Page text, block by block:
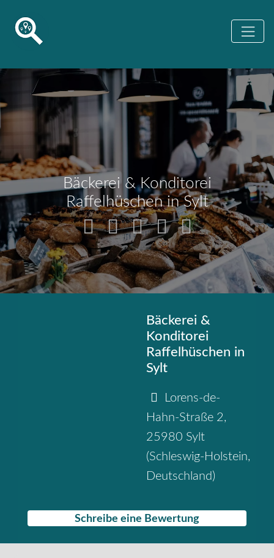
Bäckerei & Konditorei
Raffelhüschen in Sylt
Bäckerei &
Konditorei
Raffelhüschen in
Sylt
Lorens-de-
Hahn-Straße 2,
25980 Sylt
(Schleswig-Holstein,
Deutschland)
Schreibe eine Bewertung